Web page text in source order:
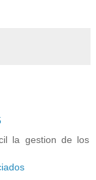
la gestion de los